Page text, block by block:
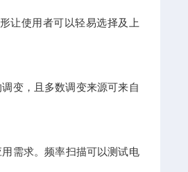
让使用者可以轻易选择及上
变，且多数调变来源可来自
需求。频率扫描可以测试电